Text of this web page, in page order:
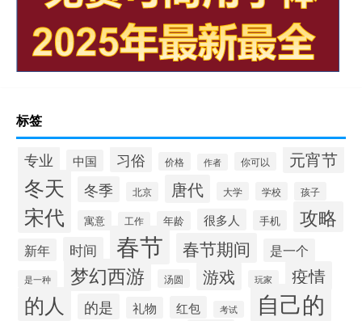
标签
专业 中国 习俗 价格 作者 你可以 元宵节
冬天 冬季 北京 唐代 大学 学校 孩子
宋代 寓意 工作 年龄 很多人 手机 攻略
新年 时间 春节 春节期间 是一个
是一种 梦幻西游 汤圆 游戏 玩家 疫情
的人 的是 礼物 红包 考试 自己的